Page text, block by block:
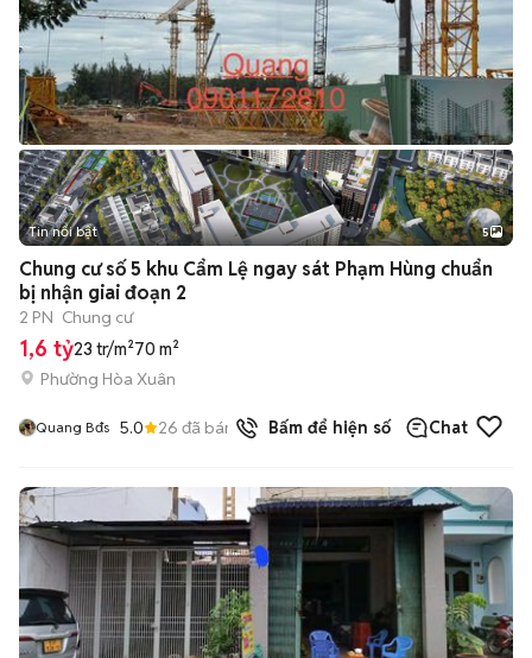
Tin nổi bật 5
Chung cư số 5 khu Cẩm Lệ ngay sát Phạm Hùng chuẩn
bị nhận giai đoạn 2
2 PN Chung cư
1,6 tỷ23 tr/m²70 m²
Phường Hòa Xuân
Quang Bđs 5.0 26 đã bán Bấm để hiện số Chat